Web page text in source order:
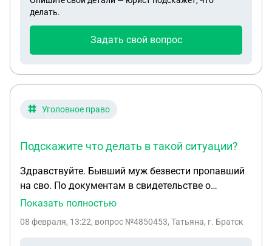
боли до сих пор мучают и вызывал врачей на дом
уже. Но статус у меня стоит без вести пропавший.
делать.
Задать свой вопрос
Уголовное право
Подскажите что делать в такой ситуации?
Здравствуйте. Бывший муж безвести пропавший
на сво. По документам в свидетельстве о
рождении он записан отцом . Ребенок ему не
сына хочет подать в суд что бы лишить ее выплат
Показать полностью
08 февраля, 13:22, вопрос №4850453, Татьяна, г. Братск